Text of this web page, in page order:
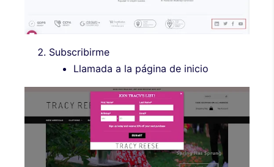
Subscribirme
Llamada a la página de inicio